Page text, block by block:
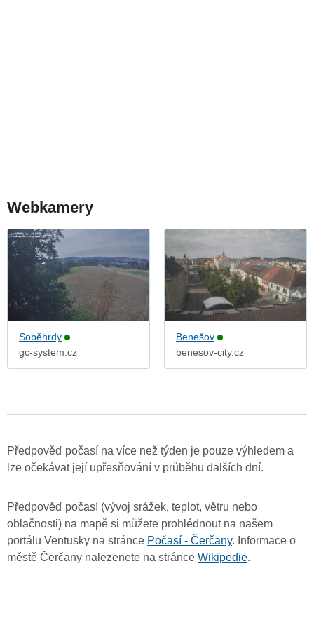
Webkamery
Soběhrdy
gc-system.cz
Benešov
benesov-city.cz
Předpověď počasí na více než týden je pouze výhledem a
lze očekávat její upřesňování v průběhu dalších dní.
Předpověď počasí (vývoj srážek, teplot, větru nebo
oblačnosti) na mapě si můžete prohlédnout na našem
portálu Ventusky na stránce Počasí - Čerčany. Informace o
městě Čerčany nalezenete na stránce Wikipedie.